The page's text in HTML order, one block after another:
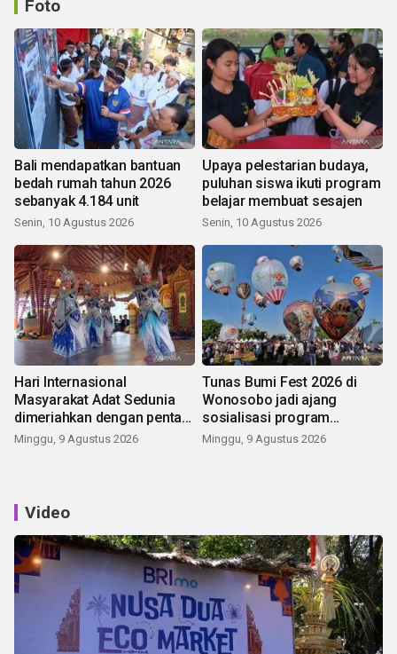
Foto
Bali mendapatkan bantuan
bedah rumah tahun 2026
sebanyak 4.184 unit
Senin, 10 Agustus 2026
Upaya pelestarian budaya,
puluhan siswa ikuti program
belajar membuat sesajen
Senin, 10 Agustus 2026
Hari Internasional
Masyarakat Adat Sedunia
dimeriahkan dengan pentas
seni budaya Bali
Minggu, 9 Agustus 2026
Tunas Bumi Fest 2026 di
Wonosobo jadi ajang
sosialisasi program
pemerintah lewat balon
Minggu, 9 Agustus 2026
Video